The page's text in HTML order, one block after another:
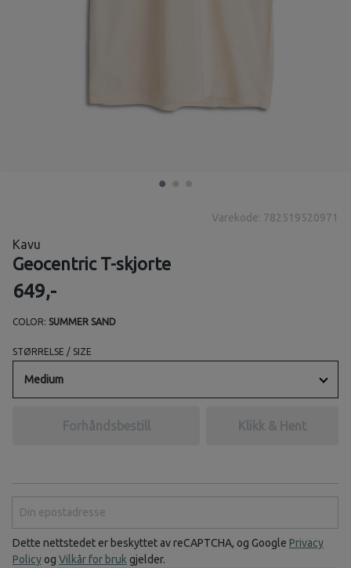
Varekode: 782519520971
Kavu
Geocentric T-skjorte
649,-
COLOR: SUMMER SAND
STØRRELSE / SIZE
Medium
Forhåndsbestill Klikk & Hent
Dette nettstedet er beskyttet av reCAPTCHA, og Google Privacy
Policy og Vilkår for bruk gjelder.